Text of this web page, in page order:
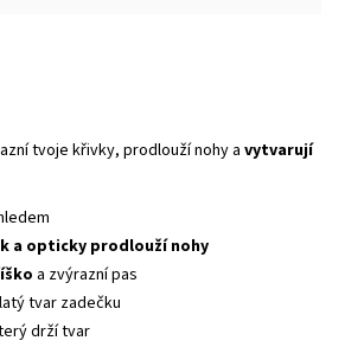
tvoje křivky, prodlouží nohy avytvarují
a opticky prodlouží nohy
a zvýrazní pas
tvar zadečku
drží tvar